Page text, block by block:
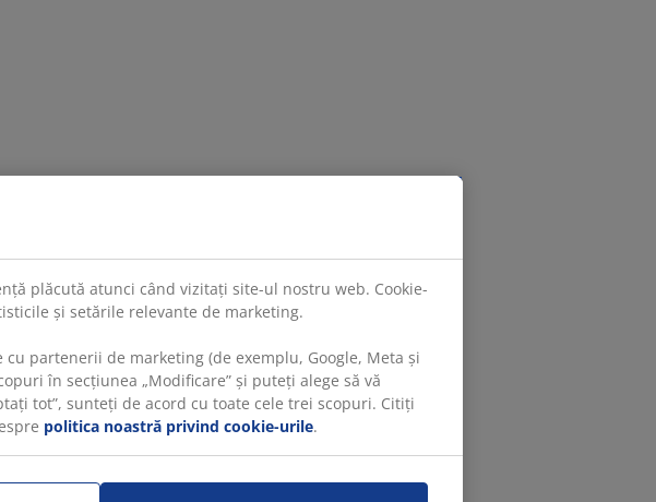
plăcută atunci când vizitați site-ul nostru web. Cookie-
și setările relevante de marketing.
partenerii de marketing (de exemplu, Google, Meta și
în secțiunea „Modificare” și puteți alege să vă
tot”, sunteți de acord cu toate cele trei scopuri. Citiți
politica noastră privind cookie-urile.